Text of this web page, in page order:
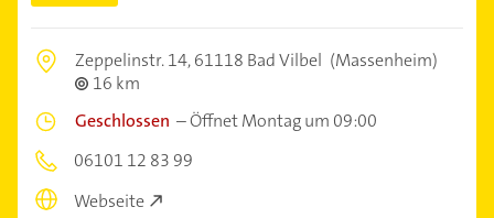
Zeppelinstr. 14,61118 Bad Vilbel (Massenheim)
16 km
Geschlossen –Öffnet Montag um 09:00
06101 12 83 99
Webseite